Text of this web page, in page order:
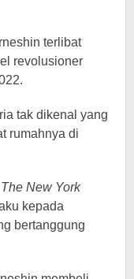
terlibat
revolusioner
tak dikenal yang
rumahnya di
The New York
kepada
bertanggung